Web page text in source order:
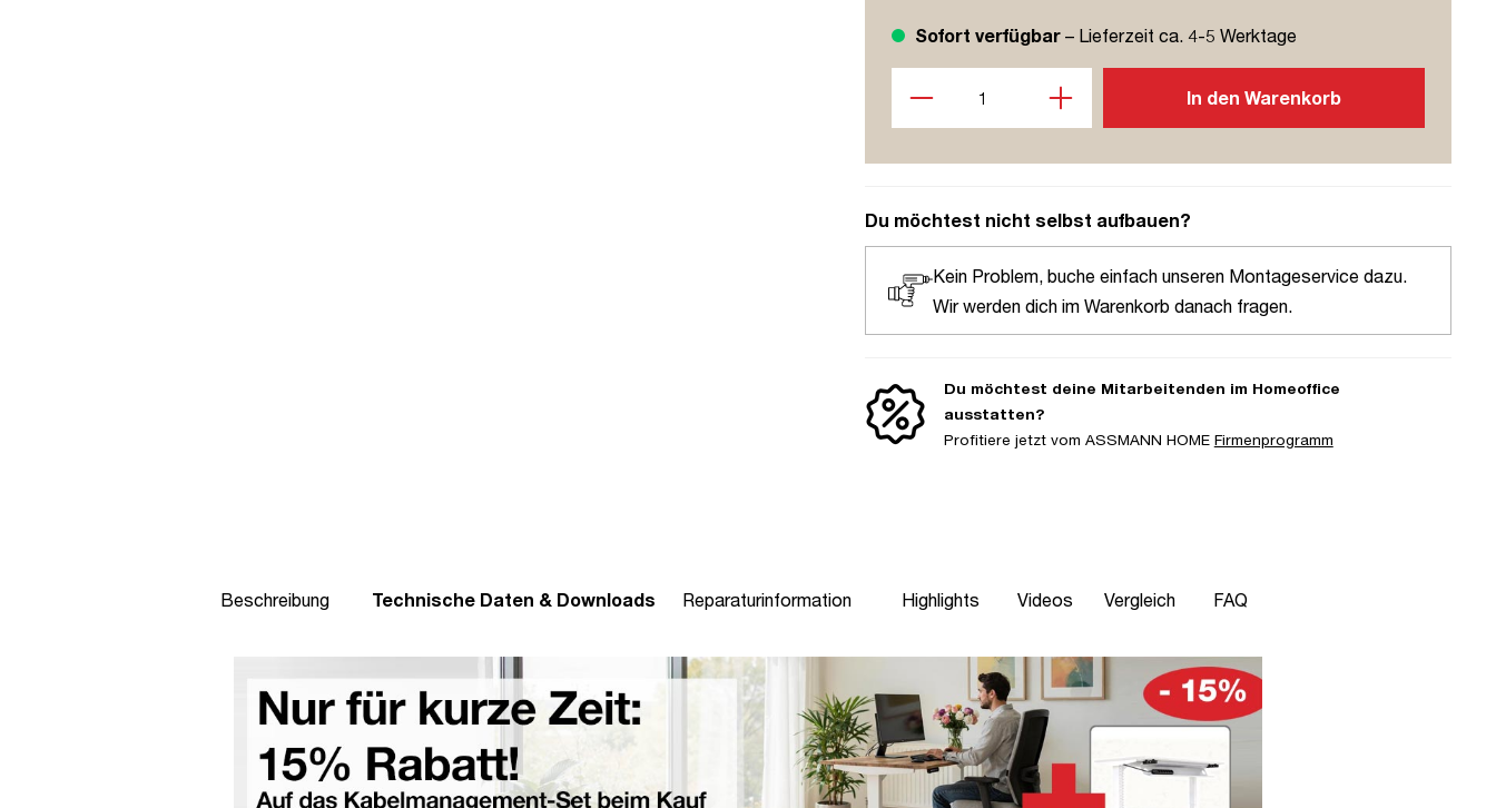
Sofort verfügbar– Lieferzeit ca. 4-5 Werktage
In den Warenkorb
Du möchtest nicht selbst aufbauen?
Kein Problem, buche einfach unseren Montageservice dazu.
Wir werden dich im Warenkorb danach fragen.
Du möchtest deine Mitarbeitenden im Homeoffice
ausstatten?
Profitiere jetzt vom ASSMANN HOME Firmenprogramm
Beschreibung Technische Daten & Downloads Reparaturinformation Highlights Videos Vergleich FAQ